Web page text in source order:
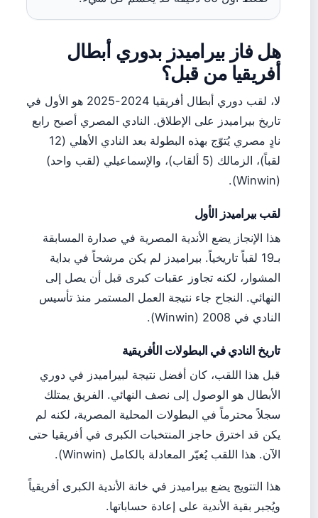
هل فاز بيراميدز بدوري أبطال
أفريقيا من قبل؟
لا، لقب دوري أبطال أفريقيا 2024-2025 هو الأول في
تاريخ بيراميدز على الإطلاق. النادي المصري أصبح رابع
نادٍ مصري يُتوّج بهذه البطولة بعد النادي الأهلي (12
لقباً)، الزمالك (5 ألقاب)، والإسماعيلي (لقب واحد)
لقب بيراميدز الأول
هذا الإنجاز يضع الأندية المصرية في صدارة المسابقة
بـ19 لقباً تاريخياً. بيراميدز لم يكن مرشحاً في بداية
المشوار، لكنه تجاوز عقبات كبرى قبل أن يصل إلى
النهائي. النجاح جاء نتيجة العمل المستمر منذ تأسيس
النادي في 2008 (Winwin).
تاريخ النادي في البطولات الأفريقية
قبل هذا اللقب، كان أفضل نتيجة لبيراميدز في دوري
الأبطال هو الوصول إلى نصف النهائي. الفريق يمتلك
سجلاً محترماً في البطولات المحلية المصرية، لكنه لم
يكن قد اخترق حاجز المنتخبات الكبرى في أفريقيا حتى
الآن. هذا اللقب يُغيّر المعادلة بالكامل (Winwin).
هذا التتويج يضع بيراميدز في خانة الأندية الكبرى أفريقياً
ويُجبر بقية الأندية على إعادة حساباتها.